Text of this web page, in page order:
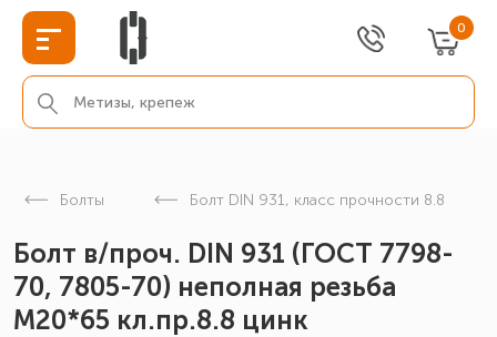
0
Болты Болт DIN 931, класс прочности 8.8
Болт в/проч. DIN 931 (ГОСТ 7798-
70, 7805-70) неполная резьба
М20*65 кл.пр.8.8 цинк